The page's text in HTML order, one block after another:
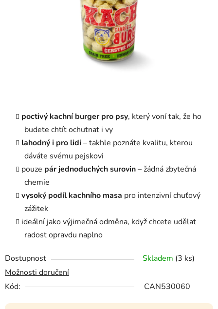
poctivý kachní burger pro psy, který voní tak, že ho
budete chtít ochutnat i vy
lahodný i pro lidi– takhle poznáte kvalitu, kterou
dáváte svému pejskovi
pouze pár jednoduchýchsurovin– žádná zbytečná
chemie
vysoký podíl kachního masa pro intenzivní chuťový
zážitek
ideální jako výjimečná odměna, když chcete udělat
radost opravdu naplno
Dostupnost Skladem (3 ks)
Možnosti doručení
Kód:
CAN530060